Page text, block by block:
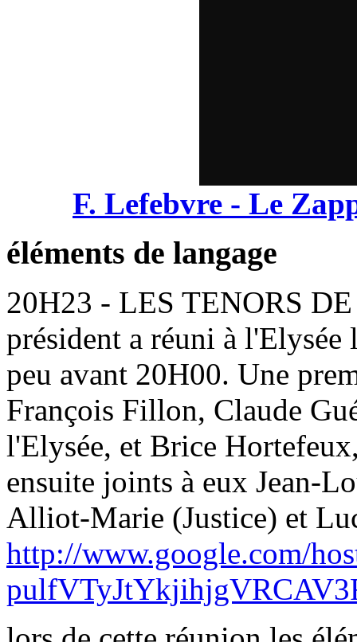
F. Lefebvre - Le
éléments de langage
20H23 - LES TENORS
président a réuni à l'Elysée
peu avant 20H00. Une
François Fillon, Claude
l'Elysée, et Brice
ensuite joints à eux Jean-
Alliot-Marie (Justice) et
http://www.google.com/